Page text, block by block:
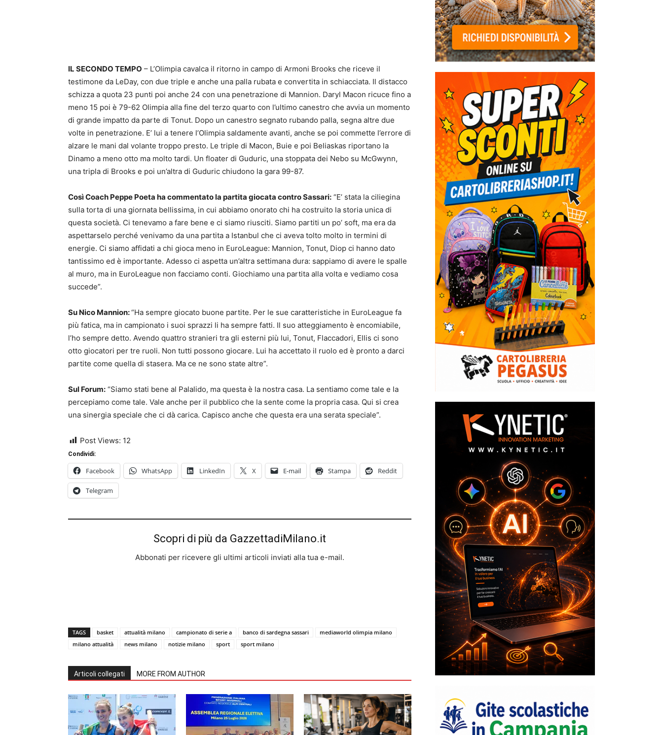
IL SECONDO TEMPO – L’Olimpia cavalca il ritorno in campo di Armoni Brooks che riceve il
testimone da LeDay, con due triple e anche una palla rubata e convertita in schiacciata. Il distacco
schizza a quota 23 punti poi anche 24 con una penetrazione di Mannion. Daryl Macon ricuce fino a
meno 15 poi è 79-62 Olimpia alla fine del terzo quarto con l’ultimo canestro che avvia un momento
di grande impatto da parte di Tonut. Dopo un canestro segnato rubando palla, segna altre due
volte in penetrazione. E’ lui a tenere l’Olimpia saldamente avanti, anche se poi commette l’errore di
alzare le mani dal volante troppo presto. Le triple di Macon, Buie e poi Beliaskas riportano la
Dinamo a meno otto ma molto tardi. Un floater di Guduric, una stoppata dei Nebo su McGwynn,
una tripla di Brooks e poi un’altra di Guduric chiudono la gara 99-87.
Così Coach Peppe Poeta ha commentato la partita giocata contro Sassari: “E’ stata la ciliegina
sulla torta di una giornata bellissima, in cui abbiamo onorato chi ha costruito la storia unica di
questa società. Ci tenevamo a fare bene e ci siamo riusciti. Siamo partiti un po’ soft, ma era da
aspettarselo perché venivamo da una partita a Istanbul che ci aveva tolto molto in termini di
energie. Ci siamo affidati a chi gioca meno in EuroLeague: Mannion, Tonut, Diop ci hanno dato
tantissimo ed è importante. Adesso ci aspetta un’altra settimana dura: sappiamo di avere le spalle
al muro, ma in EuroLeague non facciamo conti. Giochiamo una partita alla volta e vediamo cosa
succede”.
Su Nico Mannion:“Ha sempre giocato buone partite. Per le sue caratteristiche in EuroLeague fa
più fatica, ma in campionato i suoi sprazzi li ha sempre fatti. Il suo atteggiamento è encomiabile,
l’ho sempre detto. Avendo quattro stranieri tra gli esterni più lui, Tonut, Flaccadori, Ellis ci sono
otto giocatori per tre ruoli. Non tutti possono giocare. Lui ha accettato il ruolo ed è pronto a darci
partite come quella di stasera. Ma ce ne sono state altre”.
Sul Forum: “Siamo stati bene al Palalido, ma questa è la nostra casa. La sentiamo come tale e la
percepiamo come tale. Vale anche per il pubblico che la sente come la propria casa. Qui si crea
una sinergia speciale che ci dà carica. Capisco anche che questa era una serata speciale”.
Post Views: 12
Condividi:
Facebook WhatsApp LinkedIn X E-mail Stampa Reddit
Telegram
Scopri di più da GazzettadiMilano.it
Abbonati per ricevere gli ultimi articoli inviati alla tua e-mail.
TAGS basket attualità milano campionato di serie a banco di sardegna sassari
mediaworld olimpia milano
milano attualità
news milano notizie milano sport sport milano
Articoli collegati MORE FROM AUTHOR